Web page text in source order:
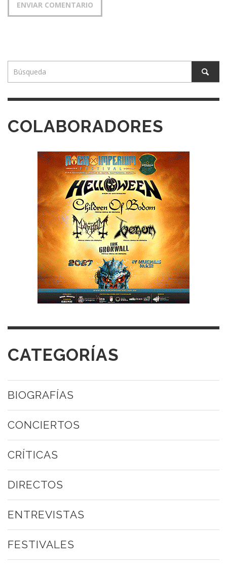
COLABORADORES
CATEGORÍAS
BIOGRAFÍAS
CONCIERTOS
CRÍTICAS
DIRECTOS
ENTREVISTAS
FESTIVALES